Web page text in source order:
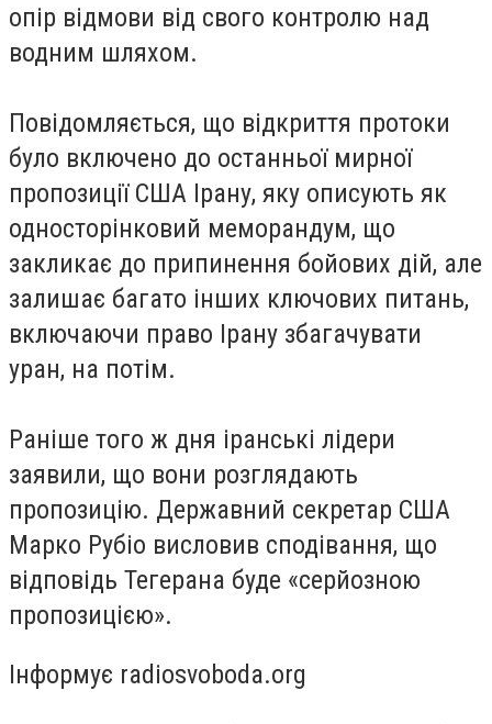
опір відмови від свого контролю над
водним шляхом.
Повідомляється, що відкриття протоки
було включено до останньої мирної
пропозиції США Ірану, яку описують як
односторінковий меморандум, що
закликає до припинення бойових дій, але
залишає багато інших ключових питань,
включаючи право Ірану збагачувати
уран, на потім.
Раніше того ж дня іранські лідери
заявили, що вони розглядають
пропозицію. Державний секретар США
Марко Рубіо висловив сподівання, що
відповідь Тегерана буде «серйозною
пропозицією».
Інформує radiosvoboda.org